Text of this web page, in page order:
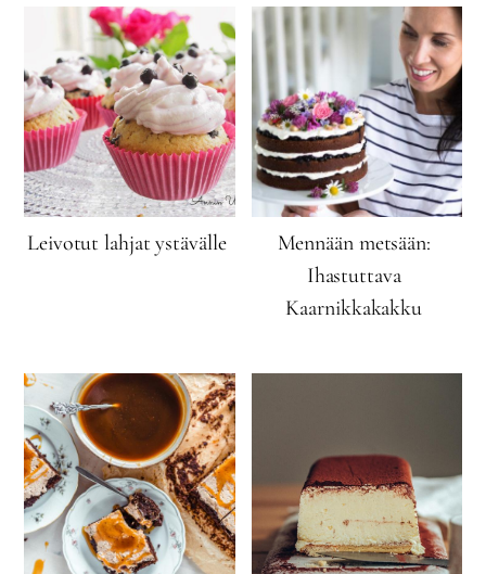
Leivotut lahjat ystävälle
Mennään metsään:
Ihastuttava
Kaarnikkakakku